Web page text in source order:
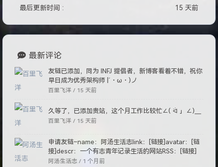
最新评论
友链已添加，同为 INFJ 提倡者，新博客看着不错，祝你
早日成为优秀架构师 |´・ω・)ノ
百里飞洋 / 15 天前
久等了，已添加贵站，这个月工作比较忙∠( ᐛ 」∠)＿
百里飞洋 / 15 天前
申请友链~name：阿汤生活志link：[链接]avatar：[链
接]descr：一个有志青年记录生活的网站RSS：[链接]
阿汤生活志 / 1 个月前
最后更新时间 :
15 天前